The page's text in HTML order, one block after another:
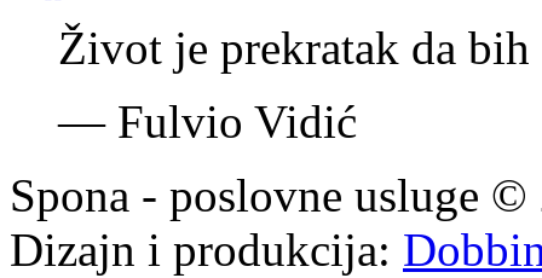
Život je prekratak da
—Fulvio Vidić
Spona - poslovne usluge
Dizajn i produkcija: